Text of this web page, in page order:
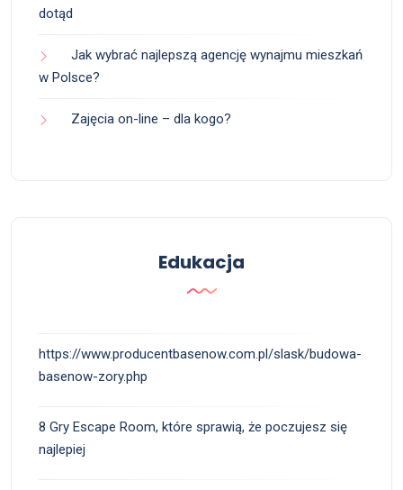
dotąd
Jak wybrać najlepszą agencję wynajmu mieszkań
w Polsce?
Zajęcia on-line – dla kogo?
Edukacja
https://www.producentbasenow.com.pl/slask/budowa-
basenow-zory.php
8 Gry Escape Room, które sprawią, że poczujesz się
najlepiej